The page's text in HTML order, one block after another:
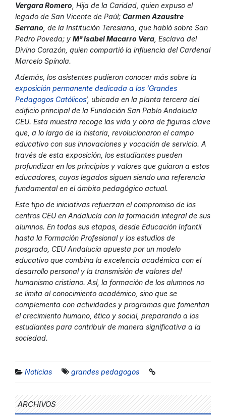
Vergara Romero , Hija de la Caridad, quien expuso el
legado de San Vicente de Paúl; Carmen Azaustre
Serrano , de la Institución Teresiana, que habló sobre San
Pedro Poveda; y Mª Isabel Macarro Vera , Esclava del
Divino Corazón, quien compartió la influencia del Cardenal
Marcelo Spínola.
Además, los asistentes pudieron conocer más sobre la
exposición permanente dedicada a los ‘Grandes
Pedagogos Católicos‘, ubicada en la planta tercera del
edificio principal de la Fundación San Pablo Andalucía
CEU. Esta muestra recoge las vida y obra de figuras clave
que, a lo largo de la historia, revolucionaron el campo
educativo con sus innovaciones y vocación de servicio. A
través de esta exposición, los estudiantes pueden
profundizar en los principios y valores que guiaron a estos
educadores, cuyos legados siguen siendo una referencia
fundamental en el ámbito pedagógico actual.
Este tipo de iniciativas refuerzan el compromiso de los
centros CEU en Andalucía con la formación integral de sus
alumnos. En todas sus etapas, desde Educación Infantil
hasta la Formación Profesional y los estudios de
posgrado, CEU Andalucía apuesta por un modelo
educativo que combina la excelencia académica con el
desarrollo personal y la transmisión de valores del
humanismo cristiano. Así, la formación de los alumnos no
se limita al conocimiento académico, sino que se
complementa con actividades y programas que fomentan
el crecimiento humano, ético y social, preparando a los
estudiantes para contribuir de manera significativa a la
sociedad.
Noticias grandes pedagogos
ARCHIVOS